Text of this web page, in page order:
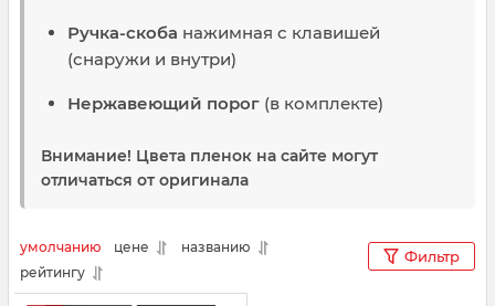
Ручка-скоба нажимная с клавишей
(снаружи и внутри)
Нержавеющий порог (в комплекте)
Внимание! Цвета пленок на сайте могут
отличаться от оригинала
умолчанию цене
названию
рейтингу
Фильтр